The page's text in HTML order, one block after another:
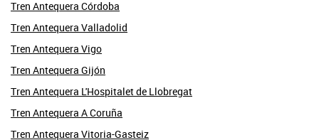
Tren Antequera Córdoba
Tren Antequera Valladolid
Tren Antequera Vigo
Tren Antequera Gijón
Tren Antequera L'Hospitalet de Llobregat
Tren Antequera A Coruña
Tren Antequera Vitoria-Gasteiz